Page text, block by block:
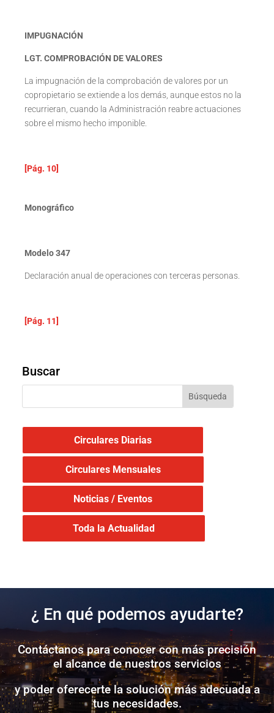
IMPUGNACIÓN
LGT. COMPROBACIÓN DE VALORES
La impugnación de la comprobación de valores por un
copropietario se extiende a los demás, aunque estos no la
recurrieran, cuando la Administración reabre actuaciones
sobre el mismo hecho imponible.
[Pág. 10]
Monográfico
Modelo 347
Declaración anual de operaciones con terceras personas.
[Pág. 11]
Buscar
Circulares Diarias
Circulares Mensuales
Noticias / Eventos
Toda la Actualidad
¿ En qué podemos ayudarte?
Contáctanos para conocer con más precisión
el alcance de nuestros servicios
y poder oferecerte la solución más adecuada a
tus necesidades.